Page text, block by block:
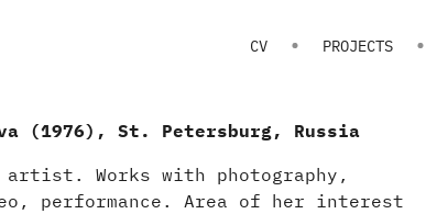
CV PROJECTS
(1976), St. Petersburg, Russia
Works with photography,
performance. Area of her interest